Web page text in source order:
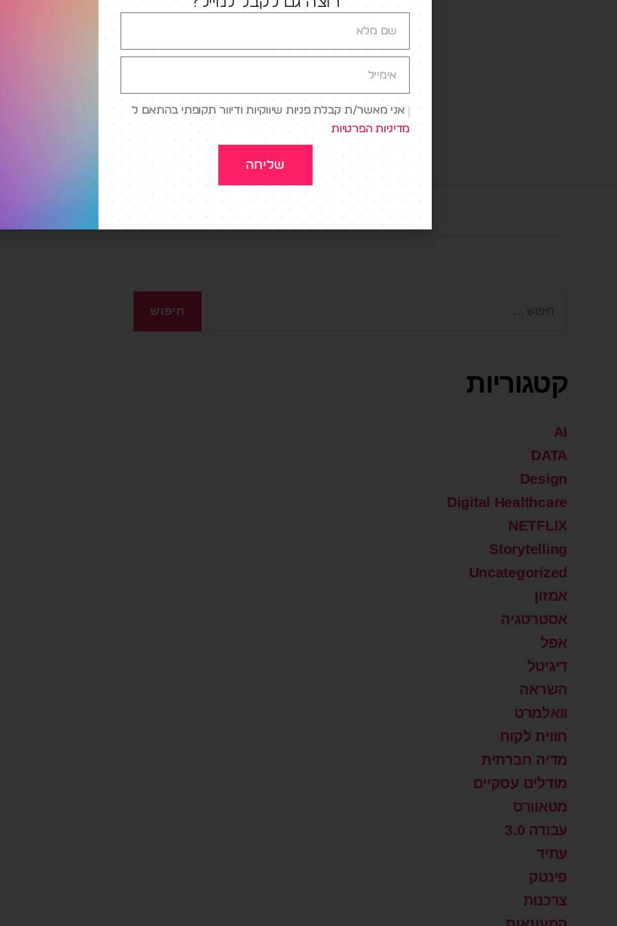
בדגש על תחום המטאוורס, שהועבר בלייב בפייסבוק. אני
שהוא מייצר עבור מותגים וארגונים. יחד עם זאת, אני מכיר
AR, VR
,אדובי,מטאוורס, מיקרוסופט,מציאות מדומה
קטגוריות
AI
DATA
Design
Digital Healthcare
NETFLIX
Storytelling
Uncategorized
אמזון
אסטרטגיה
אפל
דיגיטל
השראה
וואלמרט
חווית לקוח
מדיה חברתית
מודלים עסקיים
מטאוורס
עבודה 3.0
עתיד
פינטק
צרכנות
אני מאשר/ת קבלת פניות שיווקיות ודיוור תקופתי בהתאם ל
מדיניות הפרטיות
שליחה